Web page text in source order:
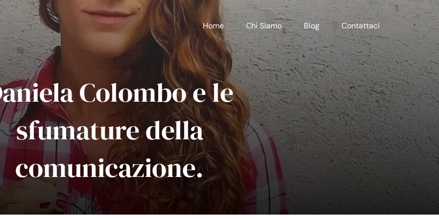
Home Chi Siamo Blog Contattaci
Colombo e le
sfumature della
comunicazione.